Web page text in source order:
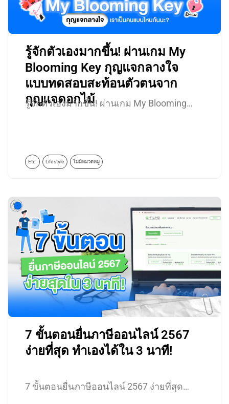
รู้จักตัวเองมากขึ้น! ผ่านเกม My
Blooming Key กุญแจกลางใจ
แบบทดสอบสะท้อนตัวตนจาก
กุญแจดอกไม้
รู้จักตัวเองมากขึ้น! ผ่านเกม My Blooming…
Etc. Lifestyle ไม่มีหมวดหมู่
7 ขั้นตอนยื่นภาษีออนไลน์ 2567
ง่ายที่สุด ทำเองได้ใน 3 นาที!
7 ขั้นตอนยื่นภาษีออนไลน์ 2567 ง่ายที่สุด…